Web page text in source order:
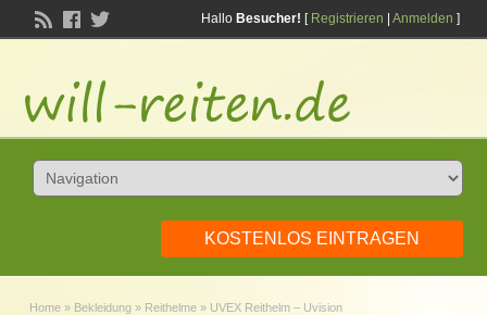
Hallo Besucher! [ Registrieren Anmelden ]
KOSTENLOS EINTRAGEN
Home » Bekleidung » Reithelme » UVEX Reithelm – Uvision